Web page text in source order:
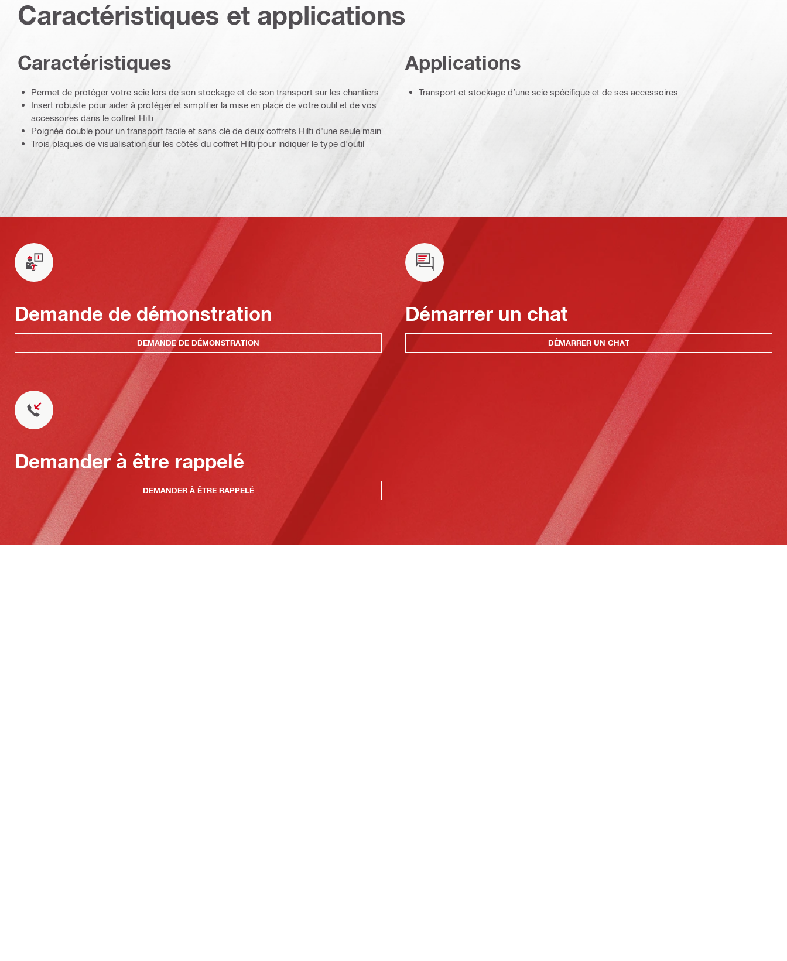
Caractéristiques et applications
Caractéristiques
Permet de protéger votre scie lors de son stockage et de son transport sur les chantiers
Insert robuste pour aider à protéger et simplifier la mise en place de votre outil et de vos
accessoires dans le coffret Hilti
Poignée double pour un transport facile et sans clé de deux coffrets Hilti d'une seule main
Trois plaques de visualisation sur les côtés du coffret Hilti pour indiquer le type d'outil
Applications
Transport et stockage d’une scie spécifique et de ses accessoires
Demande de démonstration
DEMANDE DE DÉMONSTRATION
Démarrer un chat
DÉMARRER UN CHAT
Demander à être rappelé
DEMANDER À ÊTRE RAPPELÉ